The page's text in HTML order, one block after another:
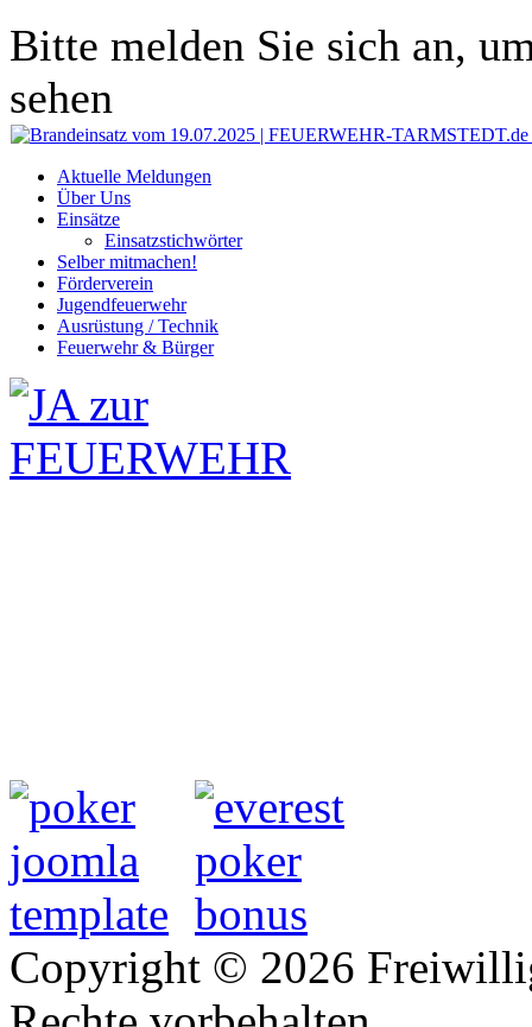
Bitte melden Sie sich an,
sehen
Aktuelle Meldungen
Über Uns
Einsätze
Einsatzstichwörter
Selber mitmachen!
Förderverein
Jugendfeuerwehr
Ausrüstung / Technik
Feuerwehr & Bürger
Copyright © 2026